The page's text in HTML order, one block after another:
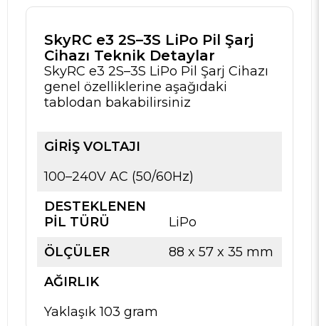
SkyRC e3 2S–3S LiPo Pil Şarj
Cihazı Teknik Detaylar
SkyRC e3 2S–3S LiPo Pil Şarj Cihazı
genel özelliklerine aşağıdaki
tablodan bakabilirsiniz
GIRIŞ VOLTAJI
100–240V AC (50/60Hz)
DESTEKLENEN
PIL TÜRÜ
LiPo
ÖLÇÜLER
88 x 57 x 35 mm
AĞIRLIK
Yaklaşık 103 gram